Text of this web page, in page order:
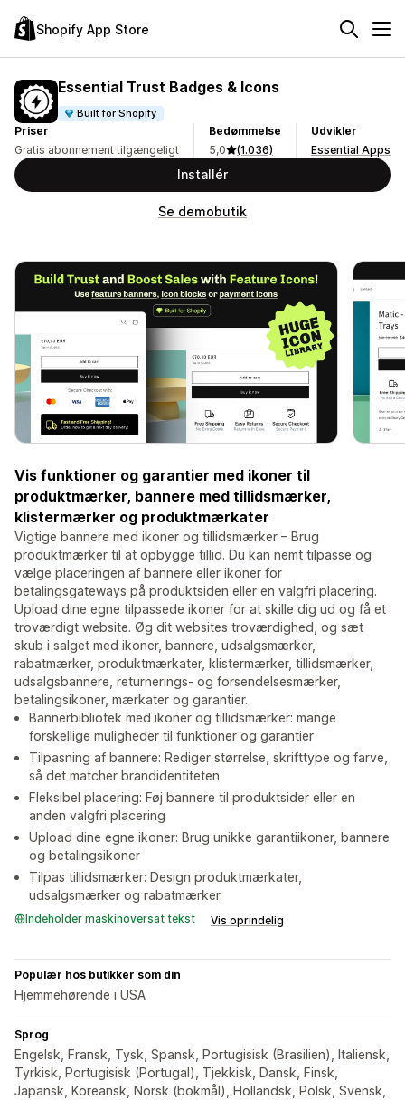
Shopify App Store
Essential Trust Badges & Icons
Built for Shopify
Priser
Gratis abonnement tilgængeligt
Bedømmelse
5,0
(1.036)
Udvikler
Essential Apps
Installér
Se demobutik
Vis funktioner og garantier med ikoner til
produktmærker, bannere med tillidsmærker,
klistermærker og produktmærkater
Vigtige bannere med ikoner og tillidsmærker – Brug
produktmærker til at opbygge tillid. Du kan nemt tilpasse og
vælge placeringen af bannere eller ikoner for
betalingsgateways på produktsiden eller en valgfri placering.
Upload dine egne tilpassede ikoner for at skille dig ud og få et
troværdigt website. Øg dit websites troværdighed, og sæt
skub i salget med ikoner, bannere, udsalgsmærker,
rabatmærker, produktmærkater, klistermærker, tillidsmærker,
udsalgsbannere, returnerings- og forsendelsesmærker,
betalingsikoner, mærkater og garantier.
Bannerbibliotek med ikoner og tillidsmærker: mange
forskellige muligheder til funktioner og garantier
Tilpasning af bannere: Rediger størrelse, skrifttype og farve,
så det matcher brandidentiteten
Fleksibel placering: Føj bannere til produktsider eller en
anden valgfri placering
Upload dine egne ikoner: Brug unikke garantiikoner, bannere
og betalingsikoner
Tilpas tillidsmærker: Design produktmærkater,
udsalgsmærker og rabatmærker.
Indeholder maskinoversat tekst Vis oprindelig
Populær hos butikker som din
Hjemmehørende i USA
Sprog
Engelsk, Fransk, Tysk, Spansk, Portugisisk (Brasilien), Italiensk,
Tyrkisk, Portugisisk (Portugal), Tjekkisk, Dansk, Finsk,
Japansk, Koreansk, Norsk (bokmål), Hollandsk, Polsk, Svensk,